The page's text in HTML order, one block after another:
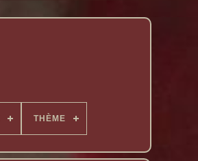
THÈME